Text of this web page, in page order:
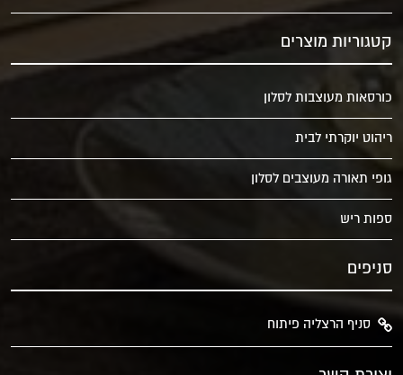
קטגוריות מוצרים
כורסאות מעוצבות לסלון
ריהוט יוקרתי לבית
גופי תאורה מעוצבים לסלון
ספות ריש
סניפים
סניף הרצליה פיתוח